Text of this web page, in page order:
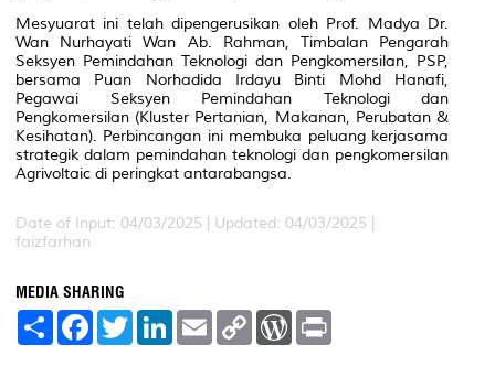
Mesyuarat ini telah dipengerusikan oleh Prof. Madya Dr.
Wan Nurhayati Wan Ab. Rahman, Timbalan Pengarah
Seksyen Pemindahan Teknologi dan Pengkomersilan, PSP,
bersama Puan Norhadida Irdayu Binti Mohd Hanafi,
Pegawai Seksyen Pemindahan Teknologi dan
Pengkomersilan (Kluster Pertanian, Makanan, Perubatan &
Kesihatan). Perbincangan ini membuka peluang kerjasama
strategik dalam pemindahan teknologi dan pengkomersilan
Agrivoltaic di peringkat antarabangsa.
Date of Input: 04/03/2025 | Updated: 04/03/2025 |
faizfarhan
MEDIA SHARING
S
F
a
T
w
L
E
m
C
W